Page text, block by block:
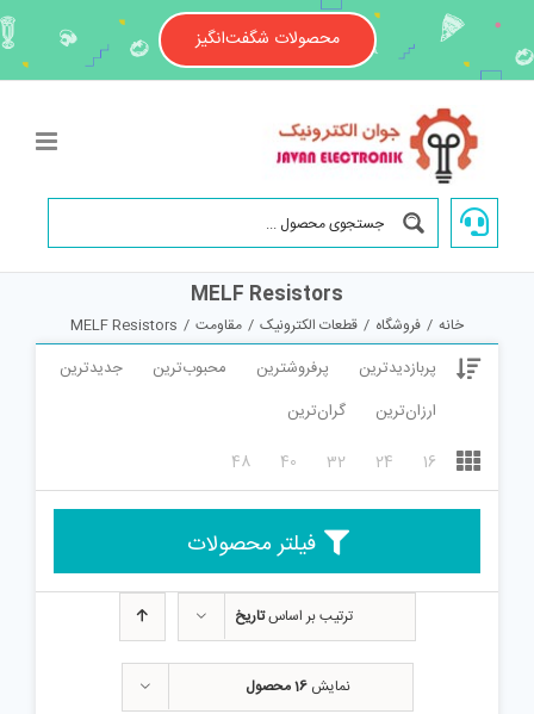
content
محصولات شگفت‌انگیز
MELF Resistors
خانه / فروشگاه / قطعات الکترونیک / مقاومت /
MELF Resistors
پربازدیدترین پرفروشترین محبوب‌ترین
جدیدترین
ارزان‌ترین
گران‌ترین
16
24
32
40
48
فیلتر محصولات
ترتیب بر اساستاریخ
نمایش16 محصول